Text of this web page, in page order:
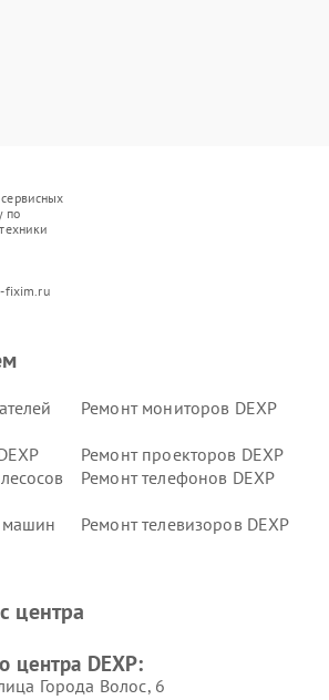
по
fixim.ru
Ремонт мониторов DEXP
Ремонт проекторов DEXP
Ремонт телефонов DEXP
машин
Ремонт телевизоров DEXP
Ремонт мини пк DEXP
центра
центра DEXP:
Города Волос, 6